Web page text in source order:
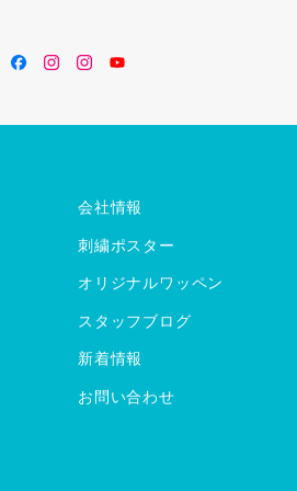
TwitterFacebook
Instagram
Instagram
YouTube
会社情報
刺繍ポスター
オリジナルワッペン
スタッフブログ
新着情報
お問い合わせ